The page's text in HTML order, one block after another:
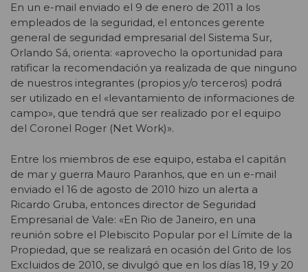
En un e-mail enviado el 9 de enero de 2011 a los
empleados de la seguridad, el entonces gerente
general de seguridad empresarial del Sistema Sur,
Orlando Sá, orienta: «aprovecho la oportunidad para
ratificar la recomendación ya realizada de que ninguno
de nuestros integrantes (propios y/o terceros) podrá
ser utilizado en el «levantamiento de informaciones de
campo», que tendrá que ser realizado por el equipo
del Coronel Roger (Net Work)».
Entre los miembros de ese equipo, estaba el capitán
de mar y guerra Mauro Paranhos, que en un e-mail
enviado el 16 de agosto de 2010 hizo un alerta a
Ricardo Gruba, entonces director de Seguridad
Empresarial de Vale: «En Rio de Janeiro, en una
reunión sobre el Plebiscito Popular por el Límite de la
Propiedad, que se realizará en ocasión del Grito de los
Excluidos de 2010, se divulgó que en los días 18, 19 y 20